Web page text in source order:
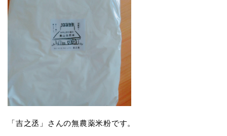
「吉之丞」さんの無農薬米粉です。